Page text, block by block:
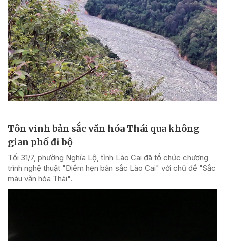
Tôn vinh bản sắc văn hóa Thái qua không
gian phố đi bộ
Tối 31/7, phường Nghĩa Lộ, tỉnh Lào Cai đã tổ chức chương
trình nghệ thuật "Điểm hẹn bản sắc Lào Cai" với chủ đề "Sắc
màu văn hóa Thái".